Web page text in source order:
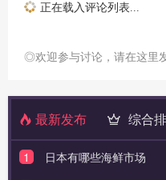
正在载入评论列表...
◎欢迎参与讨论，请在这里
最新发布 综合
1
日本有哪些海鲜市场